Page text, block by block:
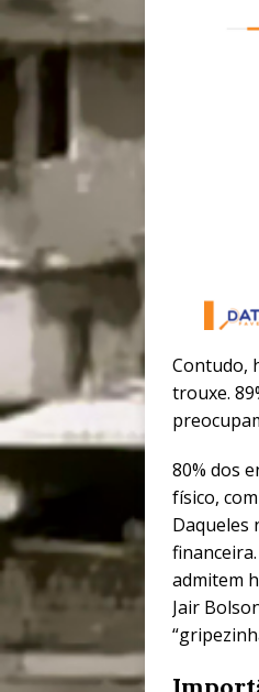
Contudo,
trouxe.
80% dos
físico,
Daqueles
admitem
Jair